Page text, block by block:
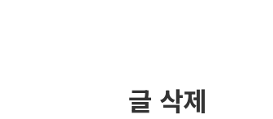
글 삭제